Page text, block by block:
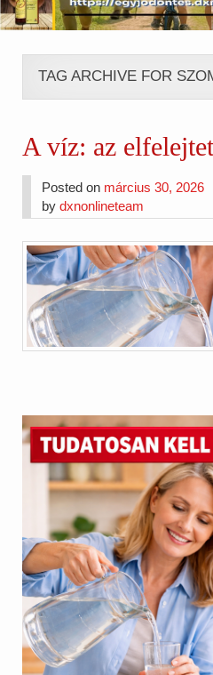
TAG ARCHIVE FOR
A víz: az
Posted on március 30, 2026
bydxnonlineteam